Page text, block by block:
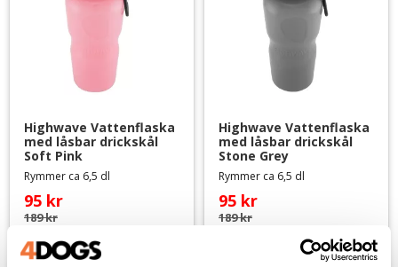
Highwave Vattenflaska
med låsbar drickskål
Soft Pink
Rymmer ca 6,5 dl
95 kr
189kr
Highwave Vattenflaska
med låsbar drickskål
Stone Grey
Rymmer ca 6,5 dl
95 kr
189kr